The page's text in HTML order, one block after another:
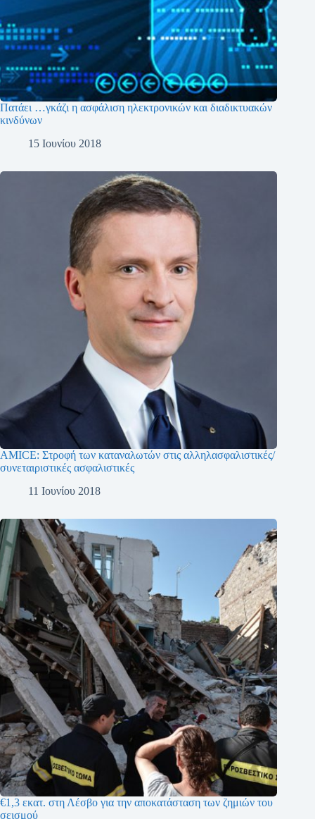
Πατάει …γκάζι η ασφάλιση ηλεκτρονικών και διαδικτυακών
κινδύνων
15 Ιουνίου 2018
AMICE: Στροφή των καταναλωτών στις αλληλασφαλιστικές/
συνεταιριστικές ασφαλιστικές
11 Ιουνίου 2018
€1,3 εκατ. στη Λέσβο για την αποκατάσταση των ζημιών του
σεισμού